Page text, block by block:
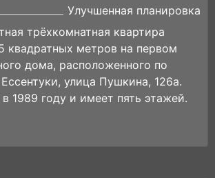
Улучшенная планировка
трёхкомнатная квартира
квадратных метров на первом
дома, расположенного по
улица Пушкина, 126а.
1989 году и имеет пять этажей.